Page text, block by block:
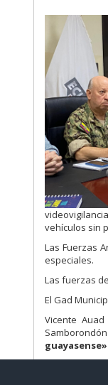
vehículos sin
Las Fuerzas
especiales.
Las fuerzas
El Gad
Vicente
Samborondón.
guayasense»